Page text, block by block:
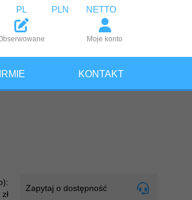
Moje konto
PL PLN NETTO
KONTAKT
Zapytaj o dostępność